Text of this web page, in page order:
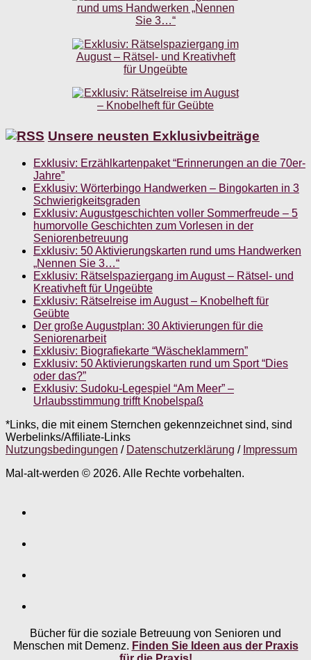
Unsere neusten Exklusivbeiträge
Exklusiv: Erzählkartenpaket “Erinnerungen an die 70er-
Jahre”
Exklusiv: Wörterbingo Handwerken – Bingokarten in 3
Schwierigkeitsgraden
Exklusiv: Augustgeschichten voller Sommerfreude – 5
humorvolle Geschichten zum Vorlesen in der
Seniorenbetreuung
Exklusiv: 50 Aktivierungskarten rund ums Handwerken
„Nennen Sie 3…“
Exklusiv: Rätselspaziergang im August – Rätsel- und
Kreativheft für Ungeübte
Exklusiv: Rätselreise im August – Knobelheft für
Geübte
Der große Augustplan: 30 Aktivierungen für die
Seniorenarbeit
Exklusiv: Biografiekarte “Wäscheklammern”
Exklusiv: 50 Aktivierungskarten rund um Sport “Dies
oder das?”
Exklusiv: Sudoku-Legespiel “Am Meer” –
Urlaubsstimmung trifft Knobelspaß
*Links, die mit einem Sternchen gekennzeichnet sind, sind
Werbelinks/Affiliate-Links
Nutzungsbedingungen / Datenschutzerklärung / Impressum
Mal-alt-werden © 2026. Alle Rechte vorbehalten.
Bücher für die soziale Betreuung von Senioren und
Menschen mit Demenz. Finden Sie Ideen aus der Praxis